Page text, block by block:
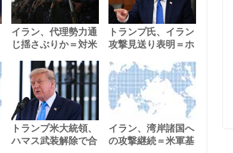
イラン、代理勢力通
じ揺さぶりか＝対米
トランプ氏、イラン
攻撃見送り表明＝ホ
トランプ米大統領、
ハマス武装解除で合
イラン、湾岸諸国へ
の攻撃継続＝米軍基